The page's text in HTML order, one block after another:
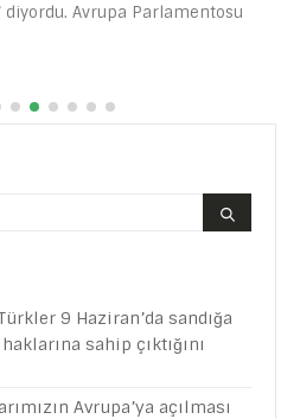
Avrupa Parlamentosu
9 Haziran’da sandığa
sahip çıktığını
Avrupa’ya açılması